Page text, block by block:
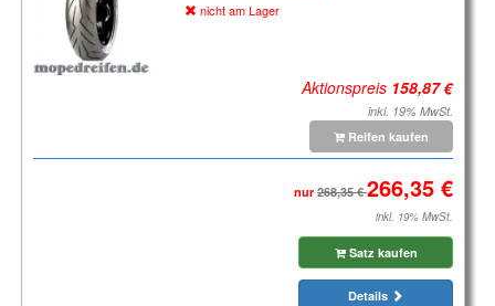
nicht am Lager
Aktionspreis
inkl. 19% MwSt.
Reifen kaufen
nur
inkl. 19% MwSt.
Satz kaufen
Details